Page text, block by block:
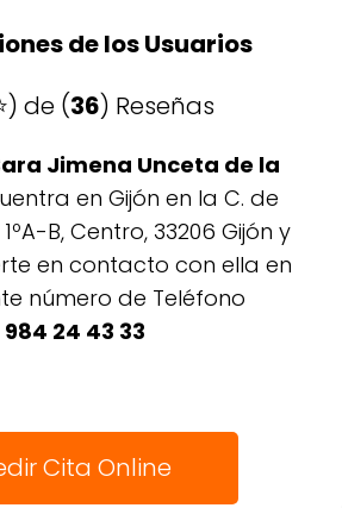
de los Usuarios
de (36) Reseñas
Jimena Unceta de la
en Gijón en la C. de
B, Centro, 33206 Gijón y
en contacto con ella en
número de Teléfono
984 24 43 33
Cita Online